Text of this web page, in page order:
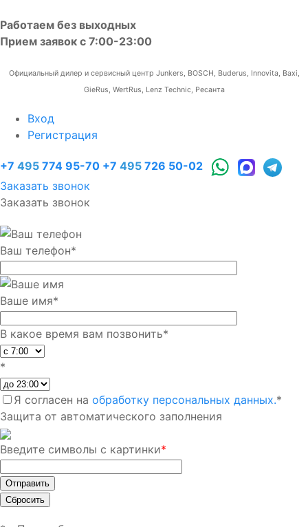
Работаем без выходных
Прием заявок с 7:00-23:00
Официальный дилер и сервисный центр Junkers, BOSCH, Buderus, Innovita, Baxi,
GieRus, WertRus, Lenz Technic, Ресанта
Вход
Регистрация
+7 495 774 95-70 +7 495 726 50-02
Заказать звонок
Заказать звонок
Ваш телефон*
Ваше имя*
В какое время вам позвонить*
*
Я согласен на обработку персональных данных.*
Защита от автоматического заполнения
Введите символы с картинки*